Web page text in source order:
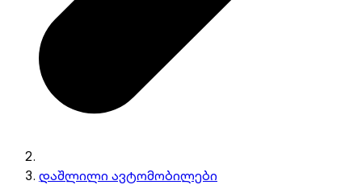
დაშლილი ავტომობილები